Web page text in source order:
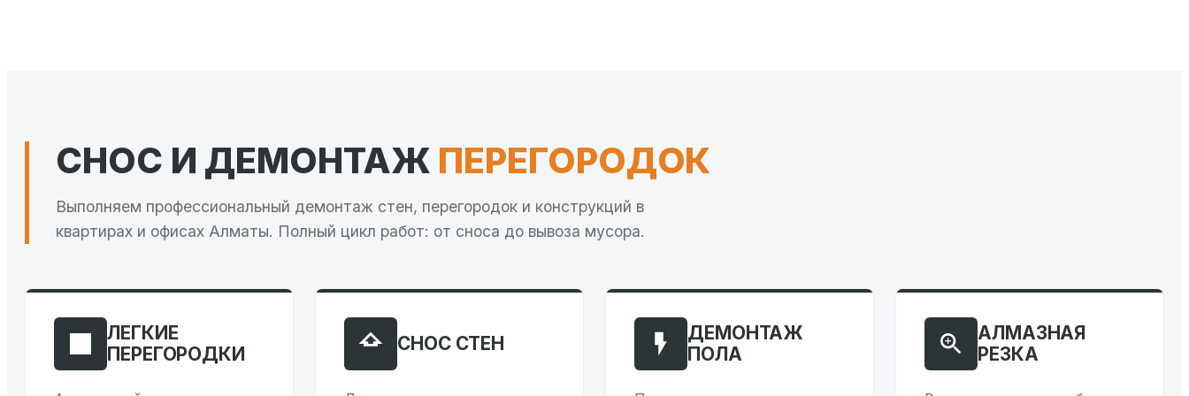
СНОС И ДЕМОНТАЖ ПЕРЕГОРОДОК
Выполняем профессиональный демонтаж стен, перегородок и конструкций в
квартирах и офисах Алматы. Полный цикл работ: от сноса до вывоза мусора.
ЛЕГКИЕ
ПЕРЕГОРОДКИ
СНОС СТЕН
ДЕМОНТАЖ
ПОЛА
АЛМАЗНАЯ
РЕЗКА